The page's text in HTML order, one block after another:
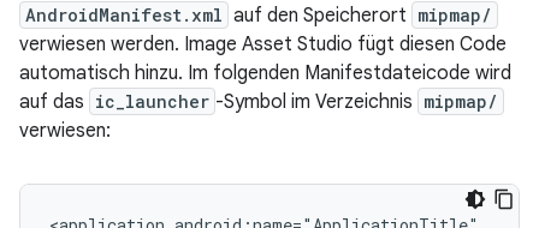
AndroidManifest.xml auf den Speicherort mipmap/
verwiesen werden. Image Asset Studio fügt diesen Code
automatisch hinzu. Im folgenden Manifestdateicode wird
auf das ic_launcher -Symbol im Verzeichnis mipmap/
verwiesen: